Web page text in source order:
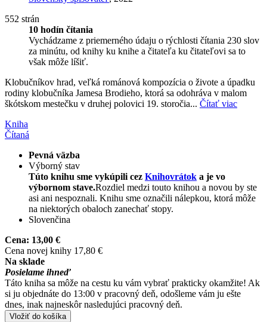
552 strán
10 hodín čítania
Vychádzame z priemerného údaju o rýchlosti čítania 230 slov
za minútu, od knihy ku knihe a čitateľa ku čitateľovi sa to
však môže líšiť.
Klobučníkov hrad, veľká románová kompozícia o živote a úpadku
rodiny klobučníka Jamesa Brodieho, ktorá sa odohráva v malom
škótskom mestečku v druhej polovici 19. storočia... Čítať viac
Kniha
Čítaná
Pevná väzba
Výborný stav
Túto knihu sme vykúpili cez Knihovrátok a je vo
výbornom stave.Rozdiel medzi touto knihou a novou by ste
asi ani nespoznali. Knihu sme označili nálepkou, ktorá môže
na niektorých obaloch zanechať stopy.
Slovenčina
Cena: 13,00 €
Cena novej knihy 17,80 €
Na sklade
Posielame ihneď
Táto kniha sa môže na cestu ku vám vybrať prakticky okamžite! Ak
si ju objednáte do 13:00 v pracovný deň, odošleme vám ju ešte
dnes, inak najneskôr nasledujúci pracovný deň.
Vložiť do košíka